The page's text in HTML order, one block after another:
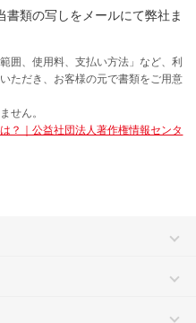
類の写しをメールにて弊社ま
囲、使用料、支払い方法」など、利
ただき、お客様の元で書類をご用意
せん。
？｜公益社団法人著作権情報センタ